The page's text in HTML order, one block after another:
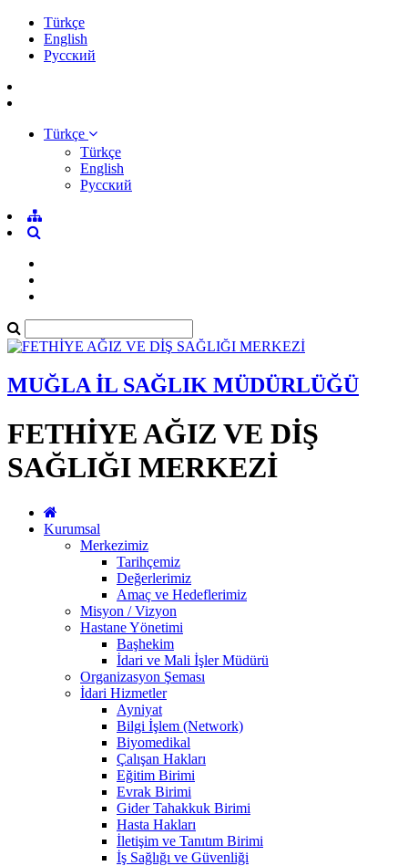
Türkçe
English
Pусский
Türkçe
Türkçe
English
Pусский
MUĞLA İL SAĞLIK MÜDÜRLÜĞÜ
FETHİYE AĞIZ VE DİŞ
SAĞLIĞI MERKEZİ
Kurumsal
Merkezimiz
Tarihçemiz
Değerlerimiz
Amaç ve Hedeflerimiz
Misyon / Vizyon
Hastane Yönetimi
Başhekim
İdari ve Mali İşler Müdürü
Organizasyon Şeması
İdari Hizmetler
Ayniyat
Bilgi İşlem (Network)
Biyomedikal
Çalışan Hakları
Eğitim Birimi
Evrak Birimi
Gider Tahakkuk Birimi
Hasta Hakları
İletişim ve Tanıtım Birimi
İş Sağlığı ve Güvenliği